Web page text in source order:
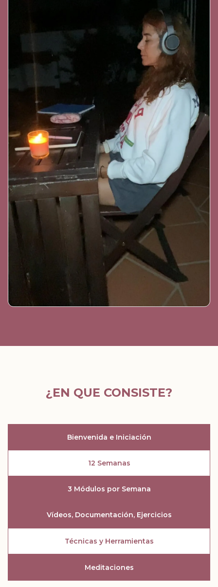
¿EN QUE CONSISTE?
Bienvenida e Iniciación
12 Semanas
3 Módulos por Semana
Vídeos, Documentación, Ejercicios
Técnicas y Herramientas
Meditaciones